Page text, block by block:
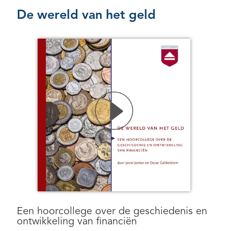
De wereld van het geld
Een hoorcollege over de geschiedenis en
ontwikkeling van financiën